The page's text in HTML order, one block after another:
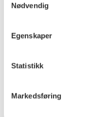
Nødvendig
Egenskaper
Statistikk
Markedsføring